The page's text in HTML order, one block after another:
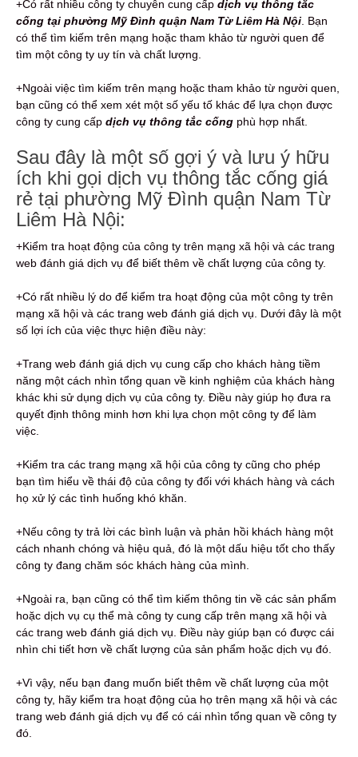
+Có rất nhiều công ty chuyên cung cấp dịch vụ thông tắc
cống tại phường Mỹ Đình quận Nam Từ Liêm Hà Nội. Bạn
có thể tìm kiếm trên mạng hoặc tham khảo từ người quen để
tìm một công ty uy tín và chất lượng.
+Ngoài việc tìm kiếm trên mạng hoặc tham khảo từ người quen,
bạn cũng có thể xem xét một số yếu tố khác để lựa chọn được
công ty cung cấp dịch vụ thông tắc cống phù hợp nhất.
Sau đây là một số gợi ý và lưu ý hữu
ích khi gọi dịch vụ thông tắc cống giá
rẻ tại phường Mỹ Đình quận Nam Từ
Liêm Hà Nội:
+Kiểm tra hoạt động của công ty trên mạng xã hội và các trang
web đánh giá dịch vụ để biết thêm về chất lượng của công ty.
+Có rất nhiều lý do để kiểm tra hoạt động của một công ty trên
mạng xã hội và các trang web đánh giá dịch vụ. Dưới đây là một
số lợi ích của việc thực hiện điều này:
+Trang web đánh giá dịch vụ cung cấp cho khách hàng tiềm
năng một cách nhìn tổng quan về kinh nghiệm của khách hàng
khác khi sử dụng dịch vụ của công ty. Điều này giúp họ đưa ra
quyết định thông minh hơn khi lựa chọn một công ty để làm
việc.
+Kiểm tra các trang mạng xã hội của công ty cũng cho phép
bạn tìm hiểu về thái độ của công ty đối với khách hàng và cách
họ xử lý các tình huống khó khăn.
+Nếu công ty trả lời các bình luận và phản hồi khách hàng một
cách nhanh chóng và hiệu quả, đó là một dấu hiệu tốt cho thấy
công ty đang chăm sóc khách hàng của mình.
+Ngoài ra, bạn cũng có thể tìm kiếm thông tin về các sản phẩm
hoặc dịch vụ cụ thể mà công ty cung cấp trên mạng xã hội và
các trang web đánh giá dịch vụ. Điều này giúp bạn có được cái
nhìn chi tiết hơn về chất lượng của sản phẩm hoặc dịch vụ đó.
+Vì vậy, nếu bạn đang muốn biết thêm về chất lượng của một
công ty, hãy kiểm tra hoạt động của họ trên mạng xã hội và các
trang web đánh giá dịch vụ để có cái nhìn tổng quan về công ty
đó.